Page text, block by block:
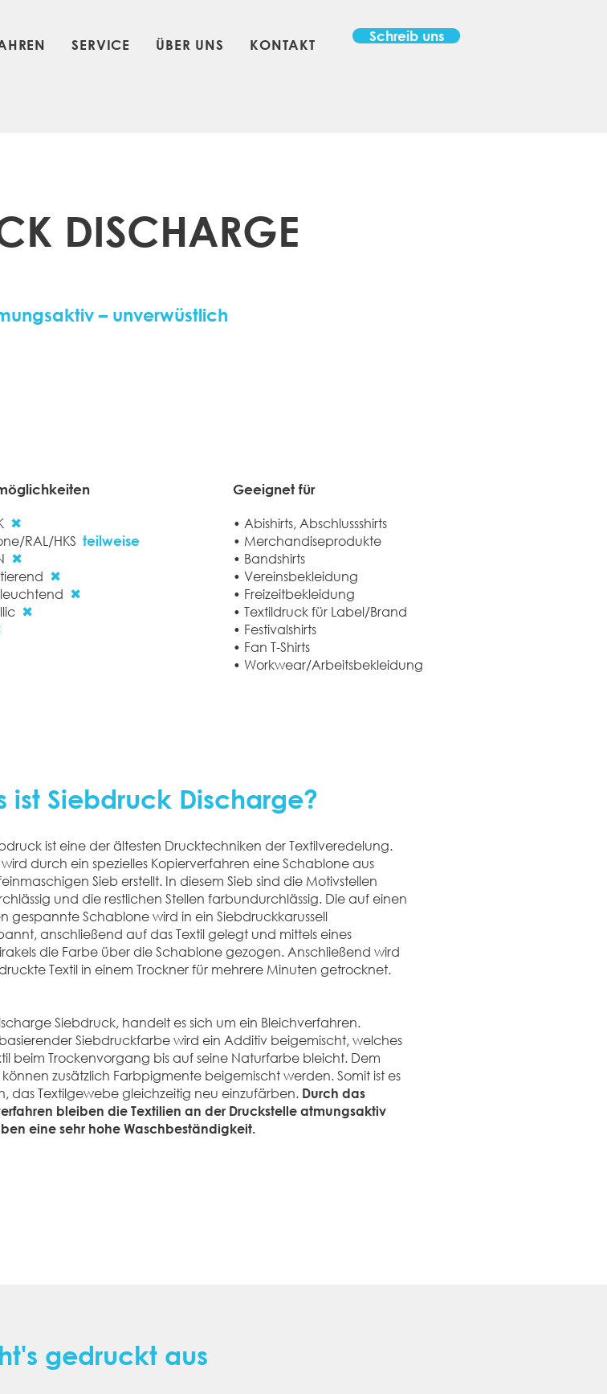
Schreib uns
SERVICE ÜBER UNS KONTAKT
DISCHARGE
– unverwüstlich
✖
RAL/HKS teilweise
✖
✖
✖
✖
Geeignet für​
• Abishirts, Abschlussshirts
• Merchandiseprodukte
• Bandshirts
• Vereinsbekleidung
• Freizeitbekleidung
• Textildruck für Label/Brand
• Festivalshirts
• Fan T-Shirts
• Workwear/Arbeitsbekleidung
ist Siebdruck Discharge?
ist eine der ältesten Drucktechniken der Textilveredelung.
durch ein spezielles Kopierverfahren eine Schablone aus
Sieb erstellt. In diesem Sieb sind die Motivstellen
und die restlichen Stellen farbundurchlässig. Die auf einen
gespannte Schablone wird in ein Siebdruckkarussell
anschließend auf das Textil gelegt und mittels eines
die Farbe über die Schablone gezogen. Anschließend wird
Textil in einem Trockner für mehrere Minuten getrocknet.
Siebdruck, handelt es sich um ein Bleichverfahren.
Siebdruckfarbe wird ein Additiv beigemischt, welches
beim Trockenvorgang bis auf seine Naturfarbe bleicht. Dem
zusätzlich Farbpigmente beigemischt werden. Somit ist es
das Textilgewebe gleichzeitig neu einzufärben. Durch das
bleiben die Textilien an der Druckstelle atmungsaktiv
eine sehr hohe Waschbeständigkeit.
gedruckt aus